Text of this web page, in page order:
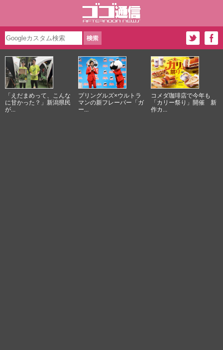
「えだまめって、こんな
に甘かった？」新潟県民
が...
プリングルズ×ウルトラ
マンの新フレーバー「ガ
ー...
コメダ珈琲店で今年も
「カリー祭り」開催 新
作カ...